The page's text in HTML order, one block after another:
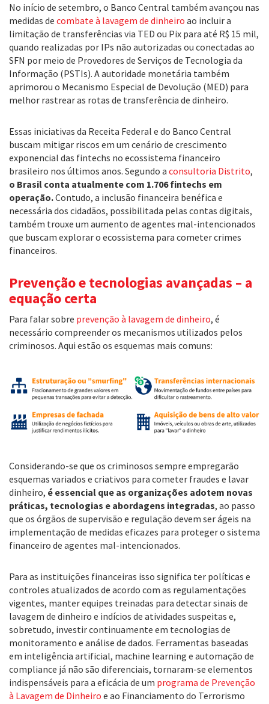
No início de setembro, o Banco Central também avançou nas
medidas de combate à lavagem de dinheiro ao incluir a
limitação de transferências via TED ou Pix para até R$ 15 mil,
quando realizadas por IPs não autorizadas ou conectadas ao
SFN por meio de Provedores de Serviços de Tecnologia da
Informação (PSTIs). A autoridade monetária também
aprimorou o Mecanismo Especial de Devolução (MED) para
melhor rastrear as rotas de transferência de dinheiro.
Essas iniciativas da Receita Federal e do Banco Central
buscam mitigar riscos em um cenário de crescimento
exponencial das fintechs no ecossistema financeiro
brasileiro nos últimos anos. Segundo a consultoria Distrito,
o Brasil conta atualmente com 1.706 fintechs em
operação.Contudo, a inclusão financeira benéfica e
necessária dos cidadãos, possibilitada pelas contas digitais,
também trouxe um aumento de agentes mal-intencionados
que buscam explorar o ecossistema para cometer crimes
financeiros.
Prevenção e tecnologias avançadas – a
equação certa
Para falar sobre prevenção à lavagem de dinheiro, é
necessário compreender os mecanismos utilizados pelos
criminosos. Aqui estão os esquemas mais comuns:
Considerando-se que os criminosos sempre empregarão
esquemas variados e criativos para cometer fraudes e lavar
dinheiro, é essencial que as organizações adotem novas
práticas, tecnologias e abordagens integradas, ao passo
que os órgãos de supervisão e regulação devem ser ágeis na
implementação de medidas eficazes para proteger o sistema
financeiro de agentes mal-intencionados.
Para as instituições financeiras isso significa ter políticas e
controles atualizados de acordo com as regulamentações
vigentes, manter equipes treinadas para detectar sinais de
lavagem de dinheiro e indícios de atividades suspeitas e,
sobretudo, investir continuamente em tecnologias de
monitoramento e análise de dados. Ferramentas baseadas
em inteligência artificial, machine learning e automação de
compliance já não são diferenciais, tornaram-se elementos
indispensáveis para a eficácia de um programa de Prevenção
à Lavagem de Dinheiro e ao Financiamento do Terrorismo